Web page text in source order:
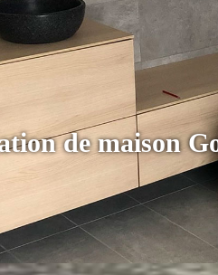
de maison